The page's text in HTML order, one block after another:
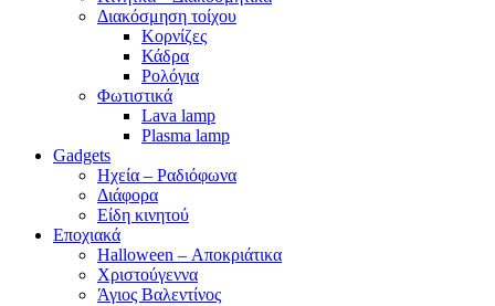
Διακόσμηση τοίχου
Κορνίζες
Κάδρα
Ρολόγια
Φωτιστικά
Lava lamp
Plasma lamp
Gadgets
Ηχεία – Ραδιόφωνα
Διάφορα
Είδη κινητού
Εποχιακά
Halloween – Αποκριάτικα
Χριστούγεννα
Άγιος Βαλεντίνος